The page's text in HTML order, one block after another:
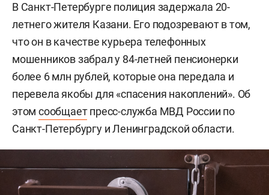
В Санкт-Петербурге полиция задержала 20-
летнего жителя Казани. Его подозревают в том,
что он в качестве курьера телефонных
мошенников забрал у 84-летней пенсионерки
более 6 млн рублей, которые она передала и
перевела якобы для «спасения накоплений». Об
этом сообщаетпресс-служба МВД России по
Санкт-Петербургу и Ленинградской области.